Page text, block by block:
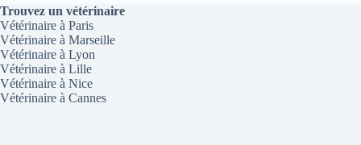
Trouvez un vétérinaire
Vétérinaire à Paris
Vétérinaire à Marseille
Vétérinaire à Lyon
Vétérinaire à Lille
Vétérinaire à Nice
Vétérinaire à Cannes